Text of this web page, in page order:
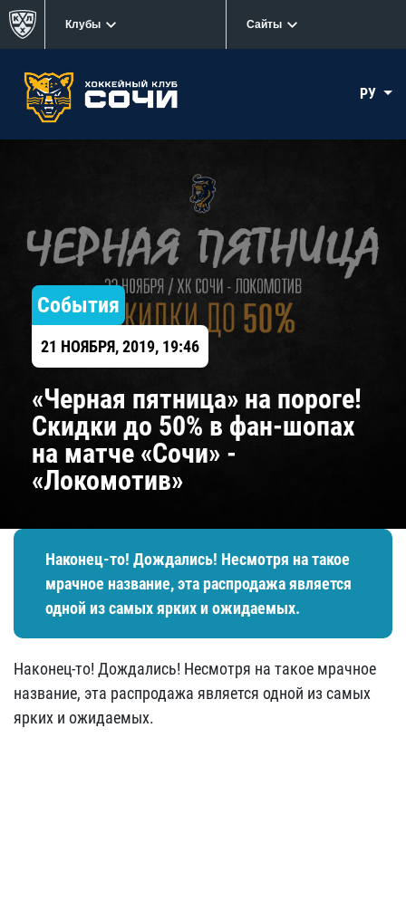
Клубы Сайты
РУ
События
21 НОЯБРЯ, 2019, 19:46
​«Черная пятница» на пороге!
Скидки до 50% в фан-шопах
на матче «Сочи» -
«Локомотив»
Наконец-то! Дождались! Несмотря на такое
мрачное название, эта распродажа является
одной из самых ярких и ожидаемых.
Наконец-то! Дождались! Несмотря на такое мрачное
название, эта распродажа является одной из самых
ярких и ожидаемых.